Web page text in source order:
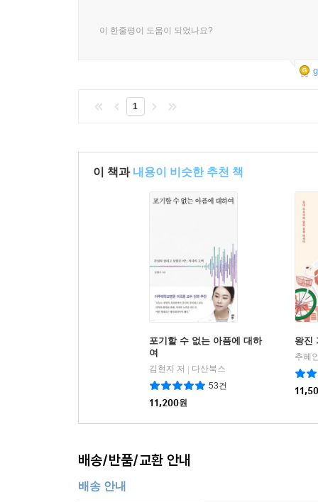
이 한줄평이 도움이 되었나요?
1
이 책과 내용이 비슷한 추천 책
포기할 수 없는 아픔에 대하
여
김현지 저 | 다산북스
53건
11,200원
왕진
추혜
배송/반품/교환 안내
배송 안내